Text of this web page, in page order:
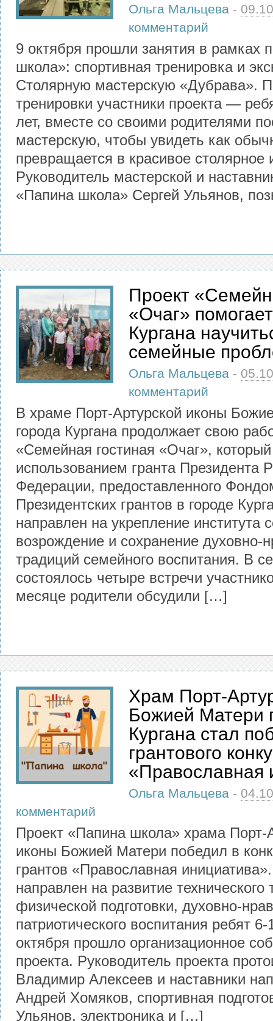
Ольга Мальцева -
комментарий
9 октября прошли занятия в рамках
школа»: спортивная тренировка и
Столярную мастерскую «Дубрава».
тренировки участники проекта —
лет, вместе со своими родителями
мастерскую, чтобы увидеть как
превращается в красивое столярное
Руководитель мастерской и
«Папина школа» Сергей Ульянов,
Проект
«Очаг»
Кургана
семейные
Ольга Мальцева -
комментарий
В храме Порт-Артурской иконы
города Кургана продолжает свою
«Семейная гостиная «Очаг»,
использованием гранта Президента
Федерации, предоставленного
Президентских грантов в городе
направлен на укрепление института
возрождение и сохранение духовно-
традиций семейного воспитания. В
состоялось четыре встречи
месяце родители обсудили […]
Храм Порт-
Божией Матери
Кургана стал
грантового
«Православная
Ольга Мальцева -
комментарий
Проект «Папина школа» храма Порт-
иконы Божией Матери победил в
грантов «Православная
направлен на развитие технического
физической подготовки, духовно-
патриотического воспитания ребят 6-
октября прошло организационное
проекта. Руководитель проекта
Владимир Алексеев и наставники
Андрей Хомяков, спортивная
Ульянов, электроника и […]